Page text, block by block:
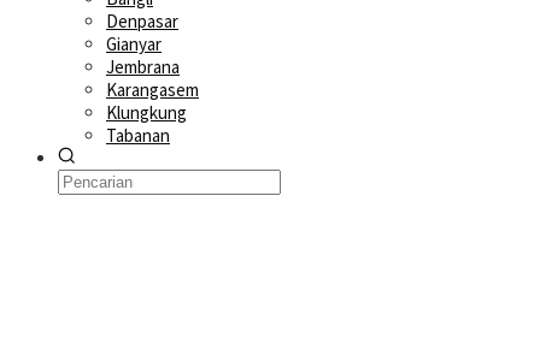
Denpasar
Gianyar
Jembrana
Karangasem
Klungkung
Tabanan